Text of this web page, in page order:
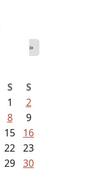
»
S
S
1
2
8
9
15
16
22 23
29 30